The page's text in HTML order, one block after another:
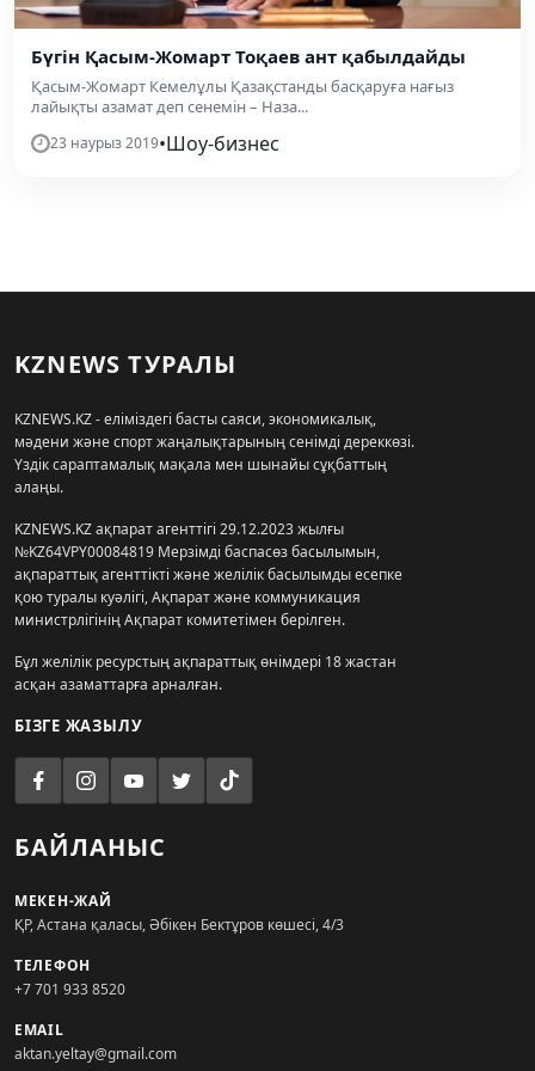
Бүгін Қасым-Жомарт Тоқаев ант қабылдайды
Қасым-Жомарт Кемелұлы Қазақстанды басқаруға нағыз
лайықты азамат деп сенемін – Наза...
23 наурыз 2019•Шоу-бизнес
KZNEWS ТУРАЛЫ
KZNEWS.KZ - еліміздегі басты саяси, экономикалық,
мәдени және спорт жаңалықтарының сенімді дереккөзі.
Үздік сараптамалық мақала мен шынайы сұқбаттың
алаңы.
KZNEWS.KZ ақпарат агенттігі 29.12.2023 жылғы
№KZ64VPY00084819 Мерзімді баспасөз басылымын,
ақпараттық агенттікті және желілік басылымды есепке
қою туралы куәлігі, Ақпарат және коммуникация
министрлігінің Ақпарат комитетімен берілген.
Бұл желілік ресурстың ақпараттық өнімдері 18 жастан
асқан азаматтарға арналған.
БІЗГЕ ЖАЗЫЛУ
БАЙЛАНЫС
МЕКЕН-ЖАЙ
ҚР, Астана қаласы, Әбікен Бектұров көшесі, 4/3
ТЕЛЕФОН
+7 701 933 8520
EMAIL
aktan.yeltay@gmail.com